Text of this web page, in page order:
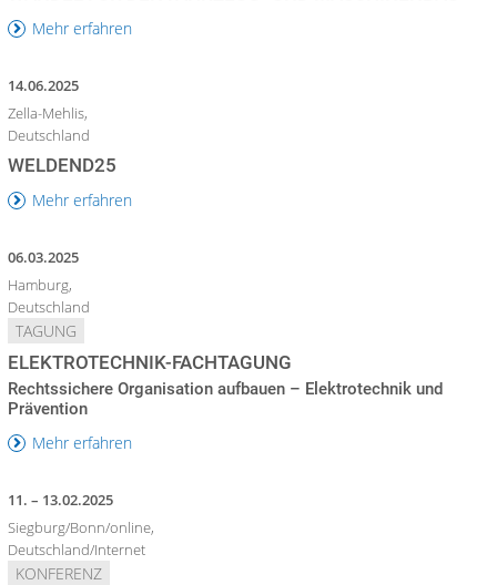
Mehr erfahren
14.06.2025
Zella-Mehlis,
Deutschland
WELDEND25
Mehr erfahren
06.03.2025
Hamburg,
Deutschland
TAGUNG
ELEKTROTECHNIK-FACHTAGUNG
Rechtssichere Organisation aufbauen – Elektrotechnik und
Prävention
Mehr erfahren
11. – 13.02.2025
Siegburg/Bonn/online,
Deutschland/Internet
KONFERENZ